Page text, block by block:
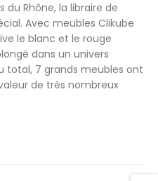
du Rhône, la libraire de
Avec meubles Clikube
le blanc et le rouge
dans un univers
total, 7 grands meubles ont
de très nombreux